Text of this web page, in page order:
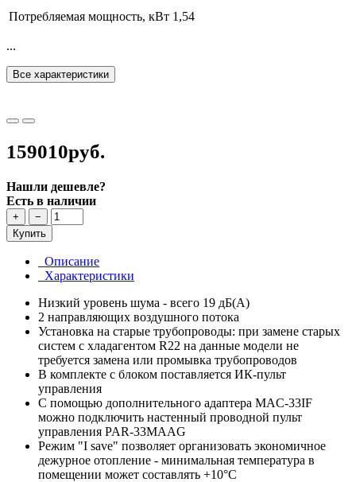
Потребляемая мощность, кВт 1,54
...
Все характеристики
159010руб.
Нашли дешевле?
Есть в наличии
+
−
Купить
Описание
Характеристики
Низкий уровень шума - всего 19 дБ(А)
2 направляющих воздушного потока
Установка на старые трубопроводы: при замене старых
систем с хладагентом R22 на данные модели не
требуется замена или промывка трубопроводов
В комплекте с блоком поставляется ИК-пульт
управления
С помощью дополнительного адаптера MAC-33IF
можно подключить настенный проводной пульт
управления PAR-33MAAG
Режим "I save" позволяет организовать экономичное
дежурное отопление - минимальная температура в
помещении может составлять +10°С